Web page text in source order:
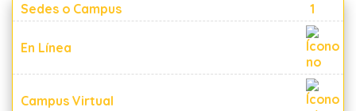
Sedes o Campus 1
En Línea
Campus Virtual